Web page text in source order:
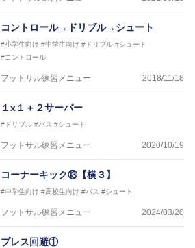
コントロール→ドリブル→シュート
#小学生向け #中学生向け #ドリブル #シュート
#コントロール
フットサル練習メニュー 2018/11/18
１x１＋２サーバー
#ドリブル #パス #シュート
フットサル練習メニュー 2020/10/19
コーナーキック⑬【横３】
#中学生向け #高校生向け #パス #シュート
フットサル練習メニュー 2024/03/20
プレス回避①